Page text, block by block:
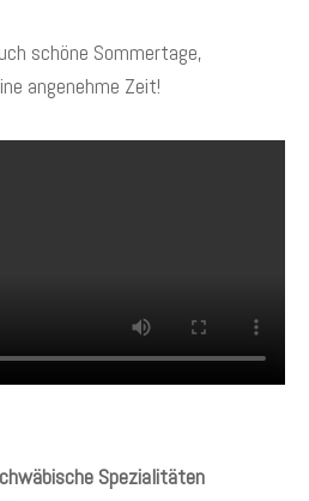
schöne Sommertage,
angenehme Zeit!
Spezialitäten